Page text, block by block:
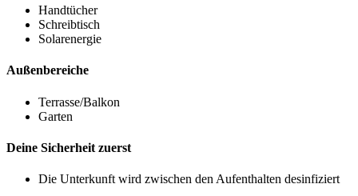
Handtücher
Schreibtisch
Solarenergie
Außenbereiche
Terrasse/Balkon
Garten
Deine Sicherheit zuerst
Die Unterkunft wird zwischen den Aufenthalten desinfiziert